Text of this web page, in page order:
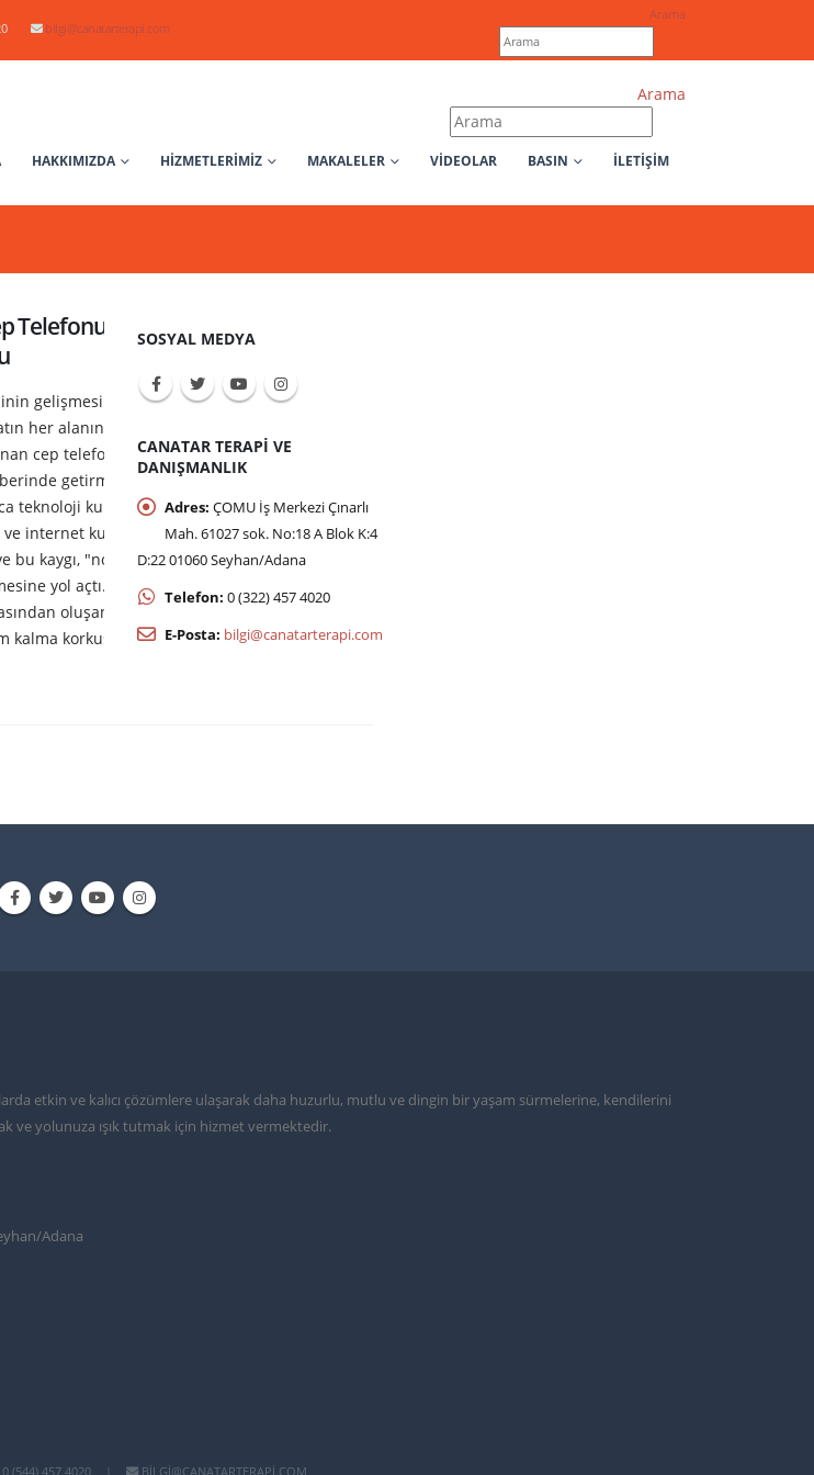
bilgi@canatarterapi.com
Arama
Arama
HAKKIMIZDA HİZMETLERİMİZ MAKALELER VIDEOLAR BASIN İLETİŞİM
Telefonu ve İnternetten Mahrum
gelişmesi ve internetin çok hızla
her alanında büyük kolaylıklar sağlasa da bu
cep telefonlarının aşırı kullanımı gibi olumsuz
getirmiştir. Buna bağlı olarak dünya
teknoloji kullanıcısının bir kısmında, zaman
internet kullanımından mahrum kalma kaygısı
bu kaygı, "nomofobi" olarak tanımlanan yeni bir
yol açtı. İngilizce "no mobile phobia"
oluşan Nomofobi, kısaca cep telefonu ve
kalma korkusu olarak ifade edilmekte...
SOSYAL MEDYA
CANATAR TERAPI VE
DANIŞMANLIK
Adres: ÇOMU İş Merkezi Çınarlı
Mah. 61027 sok. No:18 A Blok K:4
D:22 01060 Seyhan/Adana
Telefon: 0 (322) 457 4020
E-Posta: bilgi@canatarterapi.com
etkin ve kalıcı çözümlere ulaşarak daha huzurlu, mutlu ve dingin bir yaşam sürmelerine, kendilerini
ve yolunuza ışık tutmak için hizmet vermektedir.
Adana
(544) 457 4020 BILGI@CANATARTERAPI.COM